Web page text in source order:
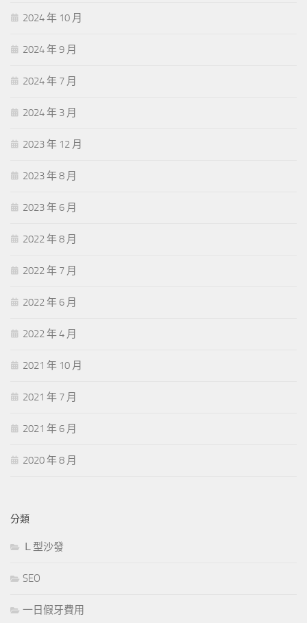
2024 年 10 月
2024 年 9 月
2024 年 7 月
2024 年 3 月
2023 年 12 月
2023 年 8 月
2023 年 6 月
2022 年 8 月
2022 年 7 月
2022 年 6 月
2022 年 4 月
2021 年 10 月
2021 年 7 月
2021 年 6 月
2020 年 8 月
分類
Ｌ型沙發
SEO
一日假牙費用